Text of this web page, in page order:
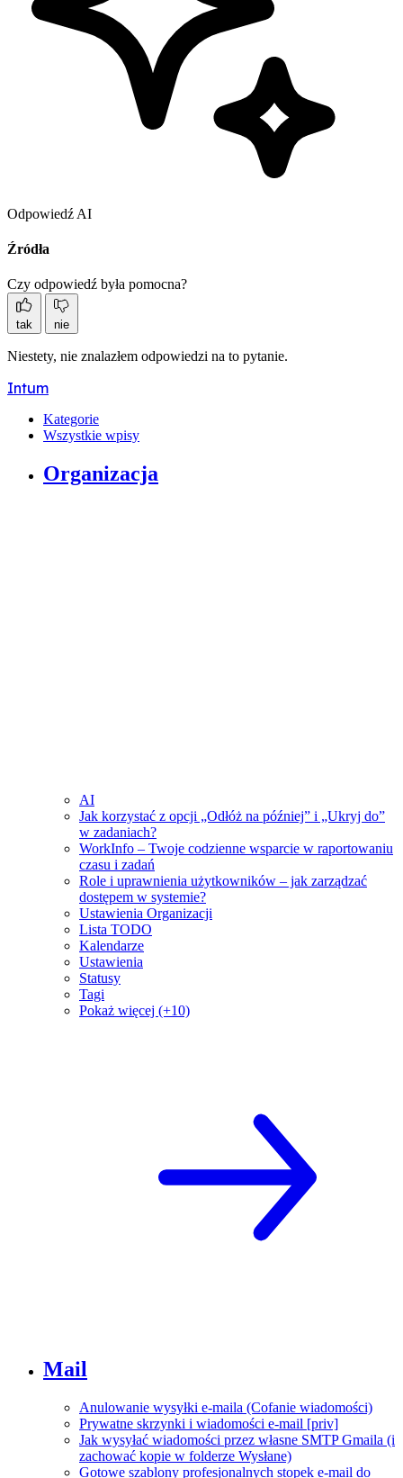
Odpowiedź AI
Źródła
Czy odpowiedź była pomocna?
tak nie
Niestety, nie znalazłem odpowiedzi na to pytanie.
Intum
Kategorie
Wszystkie wpisy
Organizacja
AI
Jak korzystać z opcji „Odłóż na później” i „Ukryj do”
w zadaniach?
WorkInfo – Twoje codzienne wsparcie w raportowaniu
czasu i zadań
Role i uprawnienia użytkowników – jak zarządzać
dostępem w systemie?
Ustawienia Organizacji
Lista TODO
Kalendarze
Ustawienia
Statusy
Tagi
Pokaż więcej (+10)
Mail
Anulowanie wysyłki e-maila (Cofanie wiadomości)
Prywatne skrzynki i wiadomości e-mail [priv]
Jak wysyłać wiadomości przez własne SMTP Gmaila (i
zachować kopie w folderze Wysłane)
Gotowe szablony profesjonalnych stopek e-mail do